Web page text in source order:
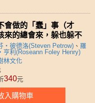
會做的「蠢」事（才
來的總會來，躲也躲不
‧彼德洛(Steven Petrow) 、 羅
利(Roseann Foley Henry)
林文化
340元
入購物車